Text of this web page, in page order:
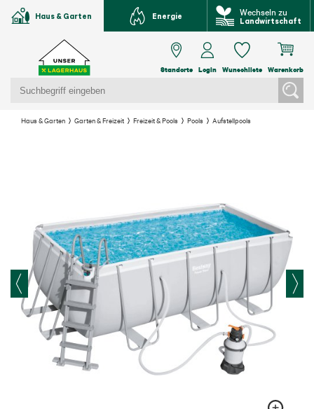
Haus & Garten Energie Wechseln zu
Landwirtschaft
Standorte Login Wunschliste Warenkorb
Haus & Garten Garten & Freizeit Freizeit & Pools Pools Aufstellpools